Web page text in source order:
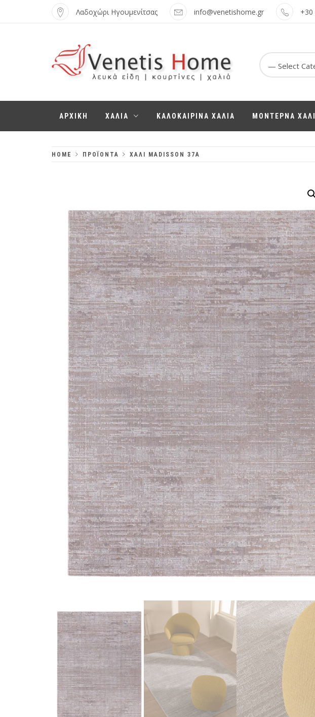
Λαδοχώρι Ηγουμενίτσας info@venetishome.gr +30
ΧΑΛΙΆ, ΛΕΥΚΆ
ΕΊΔΗ,
ΚΟΥΡΤΊΝΕΣ
ΑΡΧΙΚΗ ΧΑΛΙΑ ΚΑΛΟΚΑΙΡΙΝΑ ΧΑΛΙΑ ΜΟΝΤΕΡΝΑ
HOME ΠΡΟΪΌΝΤΑ ΧΑΛΊ MADISSON 37A